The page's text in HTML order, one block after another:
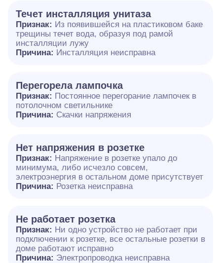
Течет инсталляция унитаза
Признак: Из появившейся на пластиковом баке
трещины течет вода, образуя под рамой
инсталляции лужу
Причина: Инсталляция неисправна
Перегорела лампочка
Признак: Постоянное перегорание лампочек в
потолочном светильнике
Причина: Скачки напряжения
Нет напряжения в розетке
Признак: Напряжение в розетке упало до
минимума, либо исчезло совсем,
электроэнергия в остальном доме присутствует
Причина: Розетка неисправна
Не работает розетка
Признак: Ни одно устройство не работает при
подключении к розетке, все остальные розетки в
доме работают исправно
Причина: Электропроводка неисправна